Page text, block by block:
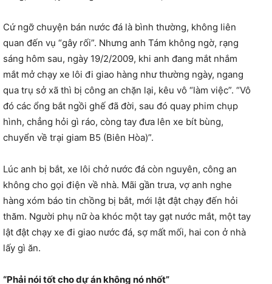
Cứ ngỡ chuyện bán nước đá là bình thường, không liên
quan đến vụ “gây rối”. Nhưng anh Tám không ngờ, rạng
sáng hôm sau, ngày 19/2/2009, khi anh đang mắt nhắm
mắt mở chạy xe lôi đi giao hàng như thường ngày, ngang
qua trụ sở xã thì bị công an chặn lại, kêu vô “làm việc”. “Vô
đó các ổng bắt ngồi ghế đã đời, sau đó quay phim chụp
hình, chẳng hỏi gì ráo, còng tay đưa lên xe bít bùng,
chuyển về trại giam B5 (Biên Hòa)”.
Lúc anh bị bắt, xe lôi chở nước đá còn nguyên, công an
không cho gọi điện về nhà. Mãi gần trưa, vợ anh nghe
hàng xóm báo tin chồng bị bắt, mới lật đật chạy đến hỏi
thăm. Người phụ nữ òa khóc một tay gạt nước mắt, một tay
lật đật chạy xe đi giao nước đá, sợ mất mối, hai con ở nhà
lấy gì ăn.
“Phải nói tốt cho dự án không nó nhốt”